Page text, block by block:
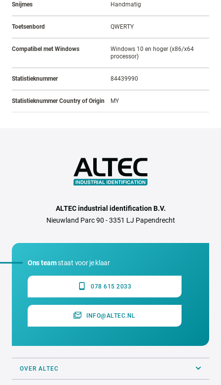
Snijmes Handmatig
Toetsenbord QWERTY
Compatibel met Windows
Windows 10 en hoger (x86/x64
processor)
Statistieknummer 84439990
Statistieknummer Country of Origin MY
ALTEC industrial identification B.V.
Nieuwland Parc 90 - 3351 LJ Papendrecht
Ons teamstaat voor je klaar
078 615 2033
INFO@ALTEC.NL
OVER ALTEC